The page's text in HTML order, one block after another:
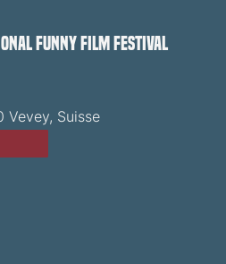
Funny Film Festival
Vevey, Suisse